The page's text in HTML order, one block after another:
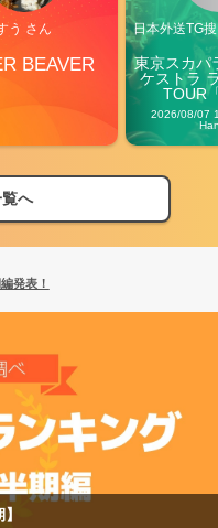
う さん
BEAVER
日本外送TG
東京スカパ
ケストラ
TOUR
2026/08/07
へ
発表！
！
発表！